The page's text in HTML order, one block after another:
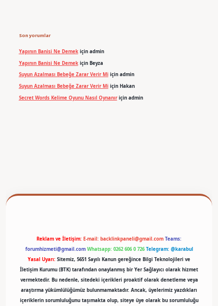
Son yorumlar
Yapının Banisi Ne Demekiçin admin
Yapının Banisi Ne Demekiçin Beyza
Suyun Azalması Bebeğe Zarar Verir Miiçin admin
Suyun Azalması Bebeğe Zarar Verir Miiçin Hakan
Secret Words Kelime Oyunu Nasıl Oynanıriçin admin
Reklam ve İletişim: E-mail: backlinkpaneli@gmail.com Teams:
forumhizmeti@gmail.com Whatsapp: 0262 606 0 726 Telegram: @karabul
Yasal Uyarı: Sitemiz, 5651 Sayılı Kanun gereğince Bilgi Teknolojileri ve
İletişim Kurumu (BTK) tarafından onaylanmış bir Yer Sağlayıcı olarak hizmet
vermektedir. Bu nedenle, sitedeki içerikleri proaktif olarak denetleme veya
araştırma yükümlülüğümüz bulunmamaktadır. Ancak, üyelerimiz yazdıkları
içeriklerin sorumluluğunu taşımakta olup, siteye üye olarak bu sorumluluğu